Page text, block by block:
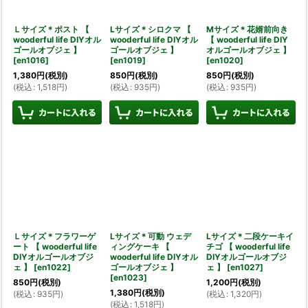
Ｌサイズ＊ポスト 【
wooderful life DIYオル
ゴールオブジェ 】
[en1016]
1,380円(税別)
(税込 : 1,518円)
Lサイズ＊シロクマ 【
wooderful life DIYオル
ゴールオブジェ 】
[en1019]
850円(税別)
(税込 : 935円)
Mサイズ＊花婿前向き
【 wooderful life DIY
オルゴールオブジェ 】
[en1020]
850円(税別)
(税込 : 935円)
Ｌサイズ＊フラワーゲ
ート 【 wooderful life
DIYオルゴールオブジ
ェ 】
[en1022]
850円(税別)
(税込 : 935円)
Lサイズ＊可動 ウェデ
ィングケーキ 【
wooderful life DIYオル
ゴールオブジェ 】
[en1023]
1,380円(税別)
(税込 : 1,518円)
Lサイズ＊二段ケーキイ
チゴ 【 wooderful life
DIYオルゴールオブジ
ェ 】
[en1027]
1,200円(税別)
(税込 : 1,320円)